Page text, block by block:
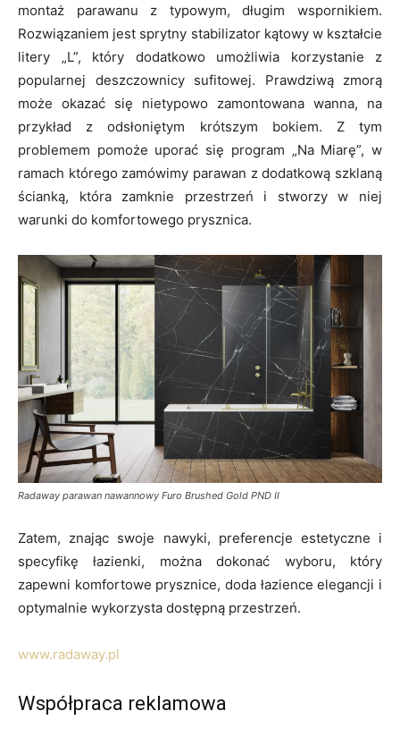
montaż parawanu z typowym, długim wspornikiem.
Rozwiązaniem jest sprytny stabilizator kątowy w kształcie
litery „L”, który dodatkowo umożliwia korzystanie z
popularnej deszczownicy sufitowej. Prawdziwą zmorą
może okazać się nietypowo zamontowana wanna, na
przykład z odsłoniętym krótszym bokiem. Z tym
problemem pomoże uporać się program „Na Miarę”, w
ramach którego zamówimy parawan z dodatkową szklaną
ścianką, która zamknie przestrzeń i stworzy w niej
warunki do komfortowego prysznica.
Radaway parawan nawannowy Furo Brushed Gold PND II
Zatem, znając swoje nawyki, preferencje estetyczne i
specyfikę łazienki, można dokonać wyboru, który
zapewni komfortowe prysznice, doda łazience elegancji i
optymalnie wykorzysta dostępną przestrzeń.
www.radaway.pl
Współpraca reklamowa